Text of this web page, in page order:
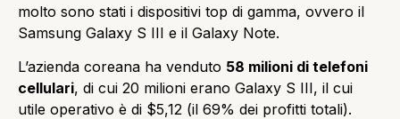
molto sono stati i dispositivi top di gamma, ovvero il
Samsung Galaxy S III e il Galaxy Note.
L’azienda coreana ha venduto 58 milioni di telefoni
cellulari, di cui 20 milioni erano Galaxy S III, il cui
utile operativo è di $5,12 (il 69% dei profitti totali).